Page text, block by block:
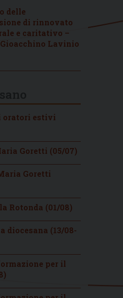
delle
di rinnovato
e caritativo –
Lavinio
oratori estivi
Goretti (05/07)
Goretti
Rotonda (01/08)
diocesana (13/08-
per il